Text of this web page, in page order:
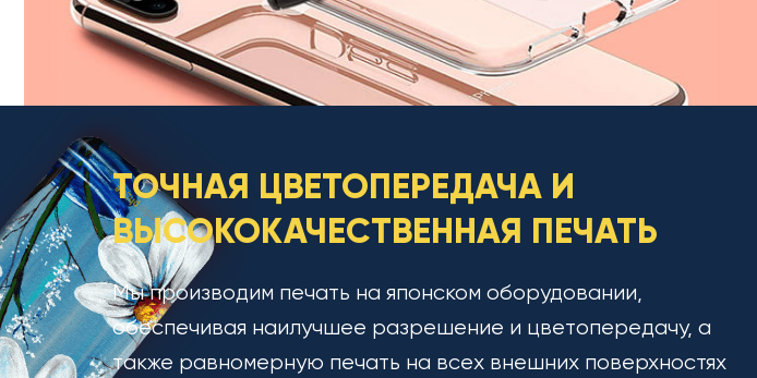
ТОЧНАЯ ЦВЕТОПЕРЕДАЧА И
ВЫСОКОКАЧЕСТВЕННАЯ ПЕЧАТЬ
Мы производим печать на японском оборудовании,
обеспечивая наилучшее разрешение и цветопередачу, а
также равномерную печать на всех внешних поверхностях